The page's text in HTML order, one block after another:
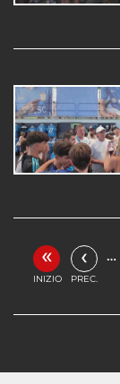
«
INIZIO
‹
PREC.
…